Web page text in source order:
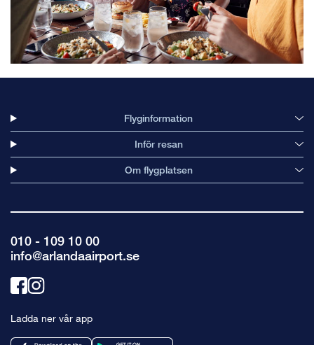
Flyginformation
Inför resan
Om flygplatsen
010 - 109 10 00
info@arlandaairport.se
Länk
facebook
Länk
instagram
Ladda ner vår app